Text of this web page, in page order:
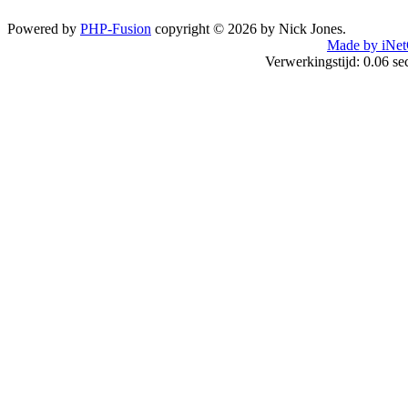
Powered by PHP-Fusion copyright © 2026 by Nick Jones.
Made by
Verwerkingstijd: 0.06